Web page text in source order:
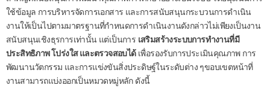
ใช้ข้อมูล การบริหารจัดการเอกสาร และการสนับสนุนกระบวนการดำเนิน
งานให้เป็นไปตามมาตรฐานที่กำหนดการดำเนินงานดังกล่าวไม่เพียงเป็นงาน
สนับสนุนเชิงธุรการเท่านั้น แต่เป็นการ เสริมสร้างระบบการทำงานที่มี
ประสิทธิภาพ โปร่งใส และตรวจสอบได้เพื่อรองรับการประเมินคุณภาพ การ
พัฒนานวัตกรรม และการแข่งขันสิ่งประดิษฐ์ในระดับต่าง ๆขอบเขตหน้าที่
งานสามารถแบ่งออกเป็นหมวดหมู่หลัก ดังนี้